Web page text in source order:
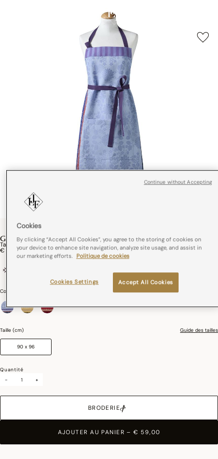
GIPSY
Tablier Gipsy Coton
€ 59,00
Couleurs :
Taille (cm) Guide des tailles
90 x 96
Quantité
-
+
BRODERIE
AJOUTER AU PANIER–€ 59,00
Cookies
By clicking “Accept All Cookies”, you agree to the storing of cookies on
your device to enhance site navigation, analyze site usage, and assist in
our marketing efforts. Politique de cookies
Accept All Cookies
Cookies Settings
Continue without Accepting